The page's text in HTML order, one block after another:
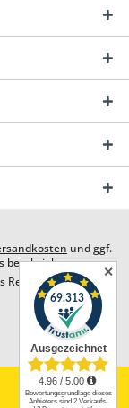
und ggf.
beschrieben
Design by
✕